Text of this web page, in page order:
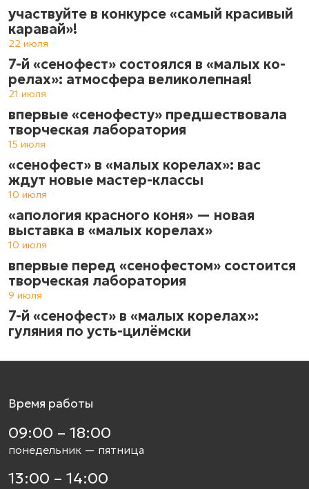
участвуйте в конкурсе «самый красивый
каравай»!
22 июля
7-й «сенофест» состоялся в «ма­лых ко­
ре­лах»: атмос­фе­ра ве­ли­ко­леп­ная!
21 июля
впервые «сенофесту» предшествовала
творческая лаборатория
15 июля
«сенофест» в «малых корелах»: вас
ждут новые мастер-классы
10 июля
«апология красного коня» — новая
выставка в «малых корелах»
10 июля
впервые перед «сенофестом» состоится
творческая лаборатория
9 июля
7-й «сенофест» в «малых корелах»:
гуляния по усть-цилёмски
Время работы
09:00 – 18:00
понедельник — пятница
13:00 – 14:00